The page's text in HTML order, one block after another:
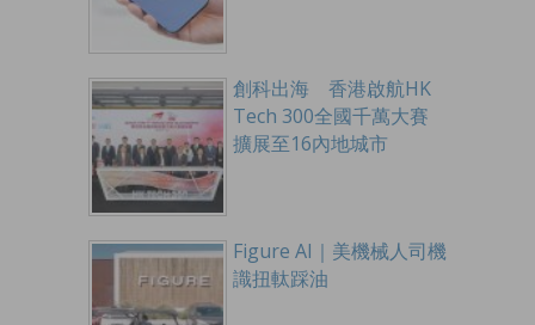
創科出海 香港啟航HK
Tech 300全國千萬大賽
擴展至16內地城市
Figure AI｜美機械人司機
識扭軚踩油